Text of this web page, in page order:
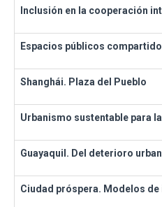
Inclusión en la cooperación
Espacios públicos
Shanghái. Plaza del Pueblo
Urbanismo sustentable para
Guayaquil. Del deterioro
Ciudad próspera. Modelos